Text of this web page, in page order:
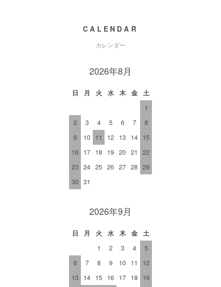
CALENDAR
カレンダー
2026年8月
日 月 火 水 木 金
土
1
2
3 4 5 6 7
8
9
10 11 12 13 14 15
16 17 18 19 20 21
22
23 24 25 26 27 28 29
30 31
2026年9月
日 月 火 水 木 金
土
1
2 3 4
5
6
7 8 9 10 11
12
13 14 15 16 17 18 19